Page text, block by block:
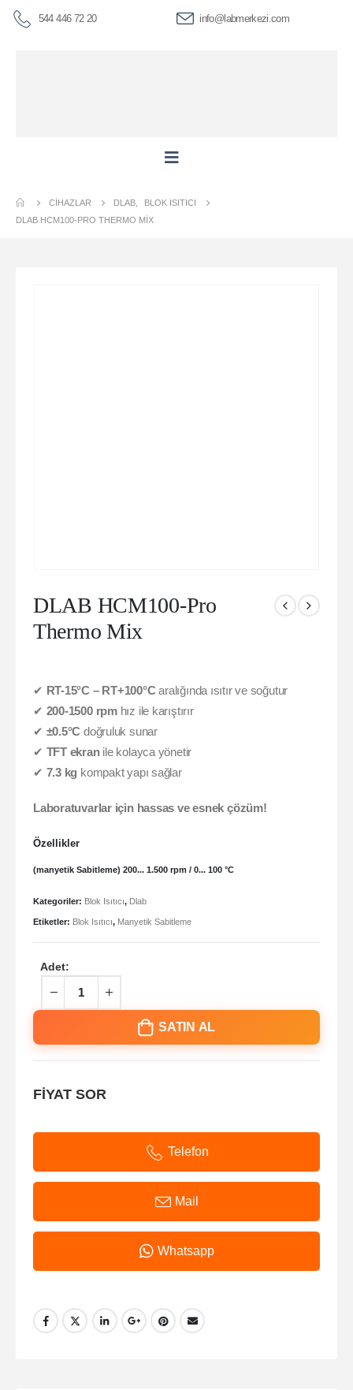
544 446 72 20 info@labmerkezi.com
CIHAZLAR DLAB
BLOK ISITICI
DLAB HCM100-PRO THERMO MIX
DLAB HCM100-Pro
Thermo Mix
✔ RT-15°C – RT+100°C aralığında ısıtır ve soğutur
✔ 200-1500 rpmhız ile karıştırır
✔ ±0.5°C doğruluk sunar
✔ TFT ekranile kolayca yönetir
✔ 7.3 kg kompakt yapı sağlar
Laboratuvarlar için hassas ve esnek çözüm!
Özellikler
(manyetik Sabitleme) 200... 1.500 rpm / 0... 100 °C
Kategoriler: Blok Isıtıcı, Dlab
Etiketler: Blok Isıtıcı, Manyetik Sabitleme
Adet:
SATIN AL
FİYAT SOR
Telefon
Mail
Whatsapp